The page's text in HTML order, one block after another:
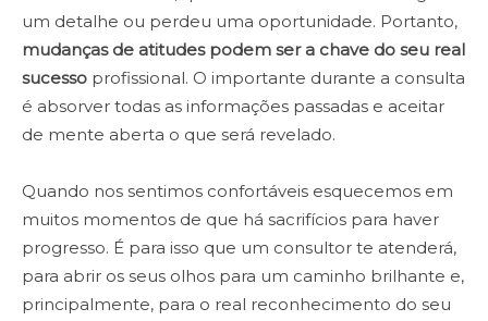
um detalhe ou perdeu uma oportunidade. Portanto,
mudanças de atitudes podem ser a chave do seu real
sucesso profissional. O importante durante a consulta
é absorver todas as informações passadas e aceitar
de mente aberta o que será revelado.
Quando nos sentimos confortáveis esquecemos em
muitos momentos de que há sacrifícios para haver
progresso. É para isso que um consultor te atenderá,
para abrir os seus olhos para um caminho brilhante e,
principalmente, para o real reconhecimento do seu